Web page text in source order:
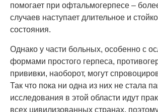
помогает при офтальмогерпесе –
случаев наступает длительное и
состояния.
Однако у части больных, особенно с
формами простого герпеса,
прививки, наоборот, могут
Так что пока ни одна из них не стала
исследования в этой области идут
всех цивилизованных странах,